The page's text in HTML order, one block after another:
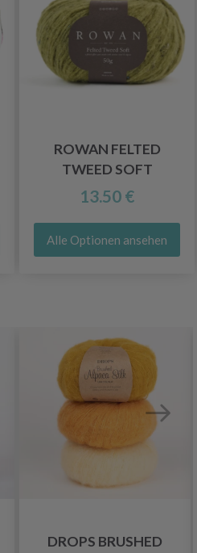
ROWAN FELTED
TWEED SOFT
13.50 €
Alle Optionen ansehen
DROPS BRUSHED